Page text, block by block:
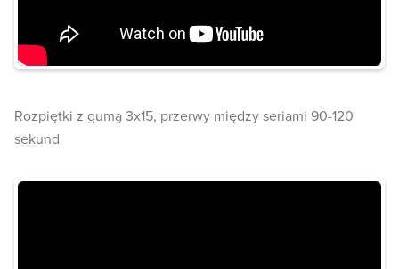
Rozpiętki z gumą 3x15, przerwy między seriami 90-120
sekund